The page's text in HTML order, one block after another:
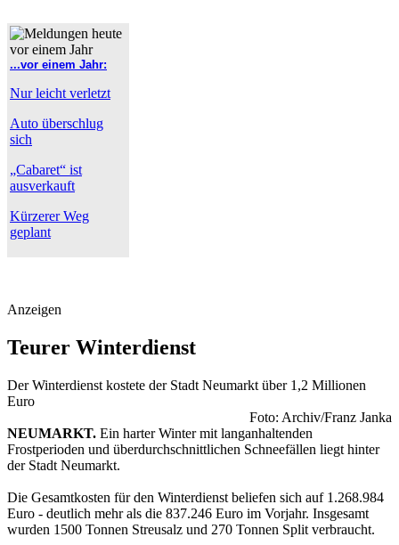
...vor einem Jahr:
Nur leicht verletzt
Auto überschlug
sich
„Cabaret“ ist
ausverkauft
Kürzerer Weg
geplant
Anzeigen
Teurer Winterdienst
Der Winterdienst kostete der Stadt Neumarkt über 1,2 Millionen
Euro
Foto: Archiv/Franz Janka
NEUMARKT. Ein harter Winter mit langanhaltenden
Frostperioden und überdurchschnittlichen Schneefällen liegt hinter
der Stadt Neumarkt.
Die Gesamtkosten für den Winterdienst beliefen sich auf 1.268.984
Euro - deutlich mehr als die 837.246 Euro im Vorjahr. Insgesamt
wurden 1500 Tonnen Streusalz und 270 Tonnen Split verbraucht.